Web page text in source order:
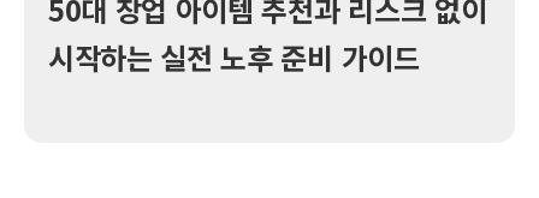
50대 창업 아이템 추천과 리스크 없이
시작하는 실전 노후 준비 가이드